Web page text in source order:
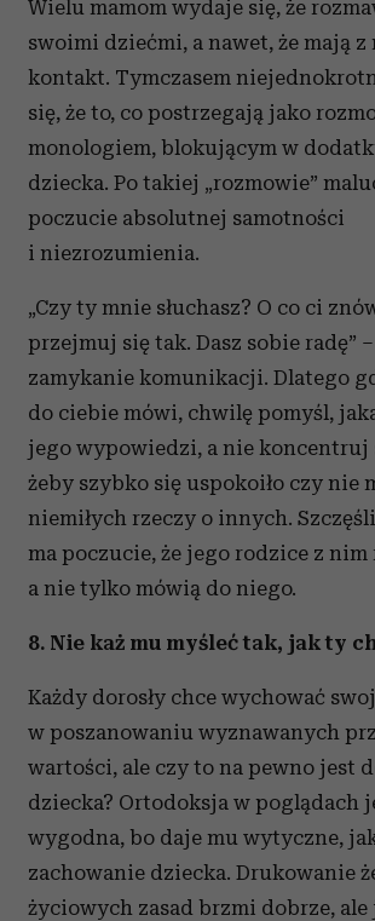
Partnerzy mogą połączyć te informacje
otrzymanymi od Ciebie lub uzyskanymi
korzystania z ich usług.
Wielu mamom wydaje się, że
swoimi dziećmi, a nawet, że mają
kontakt. Tymczasem
się, że to, co postrzegają jako
monologiem, blokującym w
dziecka. Po takiej „rozmowie”
poczucie absolutnej samotności
i niezrozumienia.
„Czy ty mnie słuchasz? O co ci
przejmuj się tak. Dasz sobie radę”
zamykanie komunikacji. Dlatego
do ciebie mówi, chwilę pomyśl,
jego wypowiedzi, a nie koncentruj
żeby szybko się uspokoiło czy nie
niemiłych rzeczy o innych.
ma poczucie, że jego rodzice z
a nie tylko mówią do niego.
8. Nie każ mu myśleć tak, jak ty
Każdy dorosły chce wychować
w poszanowaniu wyznawanych
wartości, ale czy to na pewno jest
dziecka? Ortodoksja w poglądach
wygodna, bo daje mu wytyczne,
zachowanie dziecka. Drukowanie
życiowych zasad brzmi dobrze,